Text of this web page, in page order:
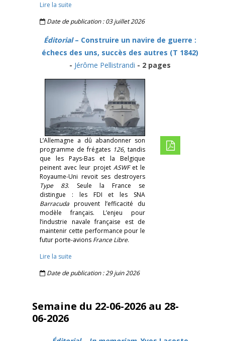
Lire la suite
Date de publication : 03 juillet 2026
Éditorial– Construire un navire de guerre :
échecs des uns, succès des autres (T 1842)
- Jérôme Pellistrandi - 2 pages
L’Allemagne a dû abandonner son
programme de frégates 126, tandis
que les Pays-Bas et la Belgique
peinent avec leur projet ASWFet le
Royaume-Uni revoit ses destroyers
Type 83. Seule la France se
distingue : les FDI et les SNA
Barracuda prouvent l’efficacité du
modèle français. L’enjeu pour
l’industrie navale française est de
maintenir cette performance pour le
futur porte-avions France Libre.
Lire la suite
Date de publication : 29 juin 2026
Semaine du 22-06-2026 au 28-
06-2026